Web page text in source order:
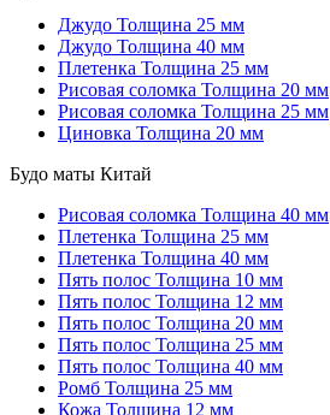
Джудо Толщина 25 мм
Джудо Толщина 40 мм
Плетенка Толщина 25 мм
Рисовая соломка Толщина 20 мм
Рисовая соломка Толщина 25 мм
Циновка Толщина 20 мм
Будо маты Китай
Рисовая соломка Толщина 40 мм
Плетенка Толщина 25 мм
Плетенка Толщина 40 мм
Пять полос Толщина 10 мм
Пять полос Толщина 12 мм
Пять полос Толщина 20 мм
Пять полос Толщина 25 мм
Пять полос Толщина 40 мм
Ромб Толщина 25 мм
Кожа Толщина 12 мм